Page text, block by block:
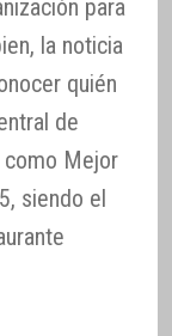
para
la noticia
quién
de
Mejor
siendo el